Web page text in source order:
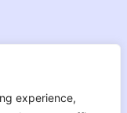
experience,